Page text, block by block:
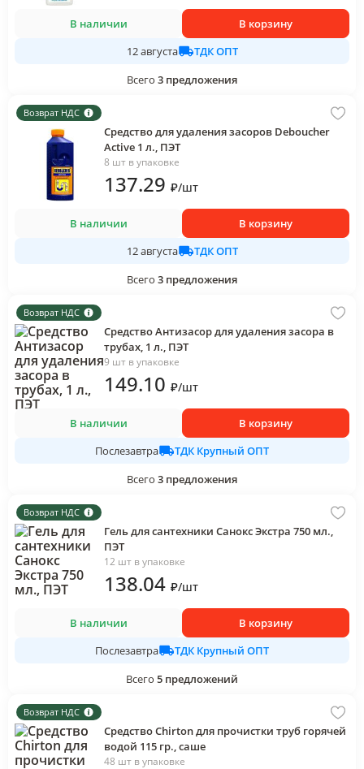
В наличии
В корзину
12 августа
ТДК ОПТ
Всего 3 предложения
Возврат НДС
Средство для удаления засоров Deboucher
Active 1 л., ПЭТ
8 шт в упаковке
137.29 ₽/шт
В наличии
В корзину
12 августа
ТДК ОПТ
Всего 3 предложения
Возврат НДС
Средство Антизасор для удаления засора в
трубах, 1 л., ПЭТ
9 шт в упаковке
149.10 ₽/шт
В наличии
В корзину
Послезавтра
ТДК Крупный ОПТ
Всего 3 предложения
Возврат НДС
Гель для сантехники Санокс Экстра 750 мл.,
ПЭТ
12 шт в упаковке
138.04 ₽/шт
В наличии
В корзину
Послезавтра
ТДК Крупный ОПТ
Всего 5 предложений
Возврат НДС
Cредство Chirton для прочистки труб горячей
водой 115 гр., саше
48 шт в упаковке